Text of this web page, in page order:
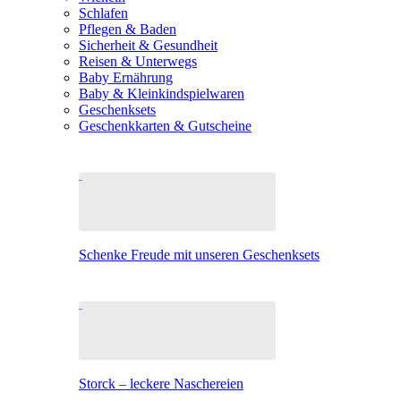
Schlafen
Pflegen & Baden
Sicherheit & Gesundheit
Reisen & Unterwegs
Baby Ernährung
Baby & Kleinkindspielwaren
Geschenksets
Geschenkkarten & Gutscheine
Schenke Freude mit unseren Geschenksets
Storck – leckere Naschereien